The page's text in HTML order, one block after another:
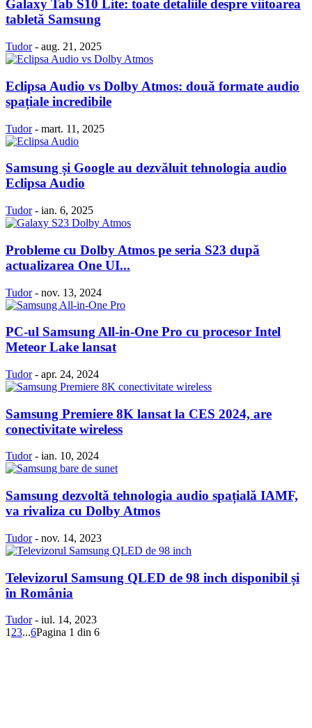
Galaxy Tab S10 Lite: toate detaliile despre viitoarea
tabletă Samsung
Tudor - aug. 21, 2025
Eclipsa Audio vs Dolby Atmos: două formate audio
spațiale incredibile
Tudor - mart. 11, 2025
Samsung și Google au dezvăluit tehnologia audio
Eclipsa Audio
Tudor - ian. 6, 2025
Probleme cu Dolby Atmos pe seria S23 după
actualizarea One UI...
Tudor - nov. 13, 2024
PC-ul Samsung All-in-One Pro cu procesor Intel
Meteor Lake lansat
Tudor - apr. 24, 2024
Samsung Premiere 8K lansat la CES 2024, are
conectivitate wireless
Tudor - ian. 10, 2024
Samsung dezvoltă tehnologia audio spațială IAMF,
va rivaliza cu Dolby Atmos
Tudor - nov. 14, 2023
Televizorul Samsung QLED de 98 inch disponibil și
în România
Tudor - iul. 14, 2023
1 23...6Pagina 1 din 6